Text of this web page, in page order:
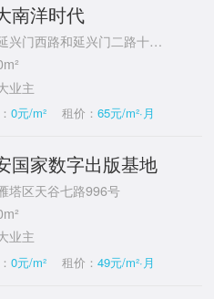
南洋时代
延兴门西路和延兴门二路十字东北角
业主
0元/m² 租价： 65元/m²·月
国家数字出版基地
塔区天谷七路996号
业主
0元/m² 租价： 49元/m²·月